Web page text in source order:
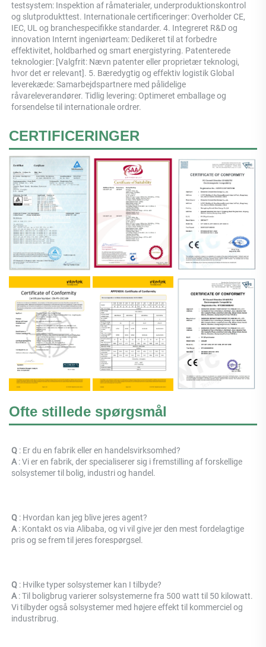
testsystem: Inspektion af råmaterialer, underproduktionskontrol
og slutprodukttest. Internationale certificeringer: Overholder CE,
IEC, UL og branchespecifikke standarder. 4. Integreret R&D og
innovation Internt ingeniørteam: Dedikeret til at forbedre
effektivitet, holdbarhed og smart energistyring. Patenterede
teknologier: [Valgfrit: Nævn patenter eller proprietær teknologi,
hvor det er relevant]. 5. Bæredygtig og effektiv logistik Global
leverekæde: Samarbejdspartnere med pålidelige
råvareleverandører. Tidlig levering: Optimeret emballage og
forsendelse til internationale ordrer.
CERTIFICERINGER
Ofte stillede spørgsmål
Q : Er du en fabrik eller en handelsvirksomhed?
A : Vi er en fabrik, der specialiserer sig i fremstilling af forskellige
solsystemer til bolig, industri og handel.
Q : Hvordan kan jeg blive jeres agent?
A : Kontakt os via Alibaba, og vi vil give jer den mest fordelagtige
pris og se frem til jeres forespørgsel.
Q : Hvilke typer solsystemer kan I tilbyde?
A : Til boligbrug varierer solsystemerne fra 500 watt til 50 kilowatt.
Vi tilbyder også solsystemer med højere effekt til kommerciel og
industribrug.